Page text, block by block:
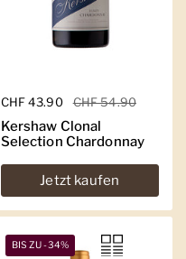
Regulärer Preis
CHF 43.90 Sale-Preis
CHF 54.90
Kershaw Clonal
Selection Chardonnay
Jetzt kaufen
BIS ZU -34%